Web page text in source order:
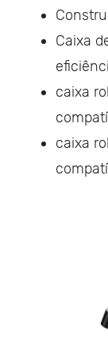
Caixa
caixa
caixa